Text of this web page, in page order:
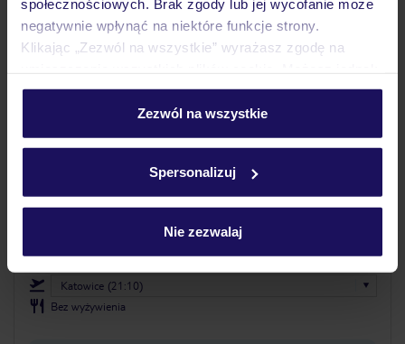
społecznościowych. Brak zgody lub jej wycofanie może
negatywnie wpłynąć na niektóre funkcje strony.
Klikając „Zezwól na wszystkie” wyrażasz zgodę na
personalizować swój wybór wchodząc w zakładkę
Szczegółowe informacje o plikach cookie znajdziesz
Zezwól na wszystkie
Spersonalizuj
Nie zezwalaj
/5
262 opinie
Rena Apartments
GRECJA KRETA GOUVES
Katowice (21:10)
Bez wyżywienia